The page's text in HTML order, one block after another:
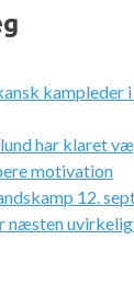
kampleder i
har klaret
motivation
12.
næsten